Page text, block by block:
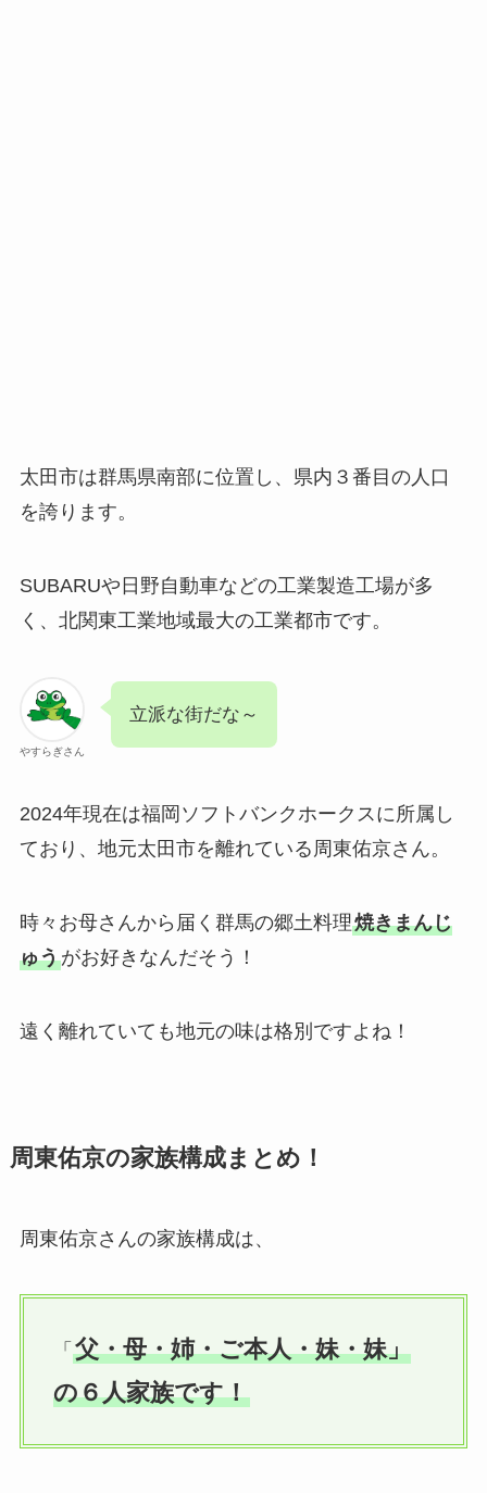
太田市は群馬県南部に位置し、県内３番目の人口
を誇ります。
SUBARUや日野自動車などの工業製造工場が多
く、北関東工業地域最大の工業都市です。
やすらぎさん
立派な街だな～
2024年現在は福岡ソフトバンクホークスに所属し
ており、地元太田市を離れている周東佑京さん。
時々お母さんから届く群馬の郷土料理焼きまんじ
ゅうがお好きなんだそう！
遠く離れていても地元の味は格別ですよね！
周東佑京の家族構成まとめ！
周東佑京さんの家族構成は、
「 父・母・姉・ご本人・妹・妹」
の６人家族です！